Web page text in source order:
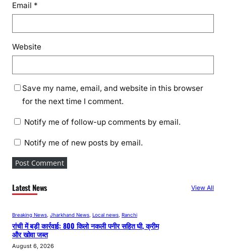
Email *
Website
Save my name, email, and website in this browser
for the next time I comment.
Notify me of follow-up comments by email.
Notify me of new posts by email.
Latest News View All
Breaking News, Jharkhand News, Local news, Ranchi
रांची में बड़ी कार्रवाई: 800 किलो नकली पनीर सहित घी, क्रीम
और खोवा जब्त
August 6, 2026